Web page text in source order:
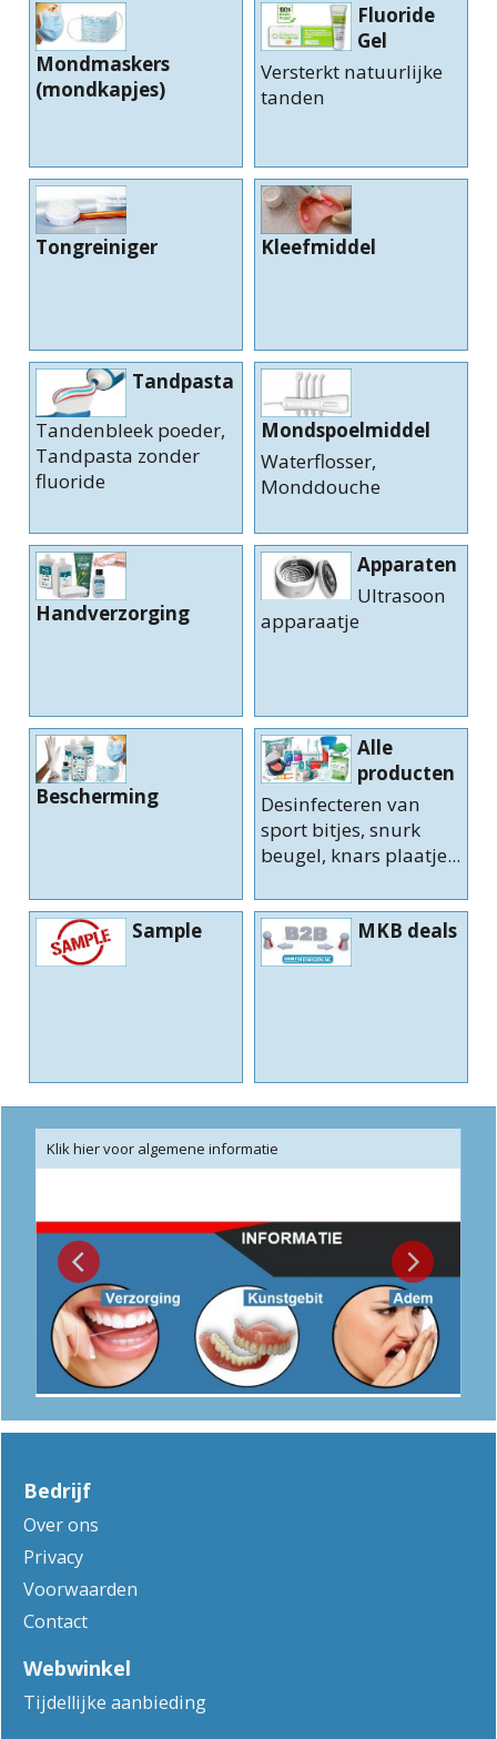
Mondmaskers
(mondkapjes)
Fluoride
Gel
Versterkt natuurlijke
tanden
Tongreiniger Kleefmiddel
Tandpasta
Tandenbleek poeder,
Tandpasta zonder
fluoride
Mondspoelmiddel
Waterflosser,
Monddouche
Handverzorging
Apparaten
Ultrasoon
apparaatje
Bescherming
Alle
producten
Desinfecteren van
sport bitjes, snurk
beugel, knars plaatje...
Sample MKB deals
Klik hier voor algemene informatie
Bedrijf
Over ons
Privacy
Voorwaarden
Contact
Webwinkel
Tijdellijke aanbieding